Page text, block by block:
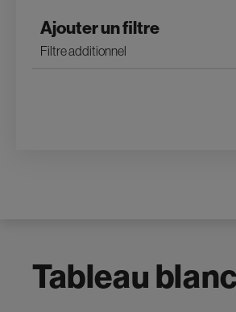
Ajouter un filtre
Tableau blanc